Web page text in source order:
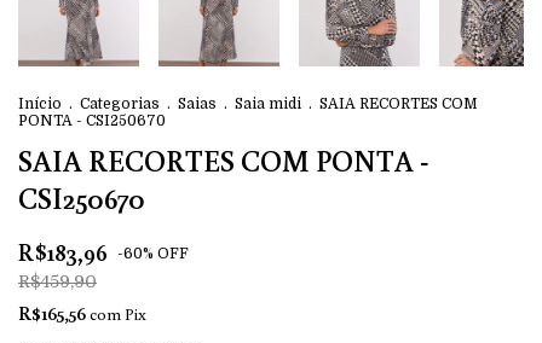
Início . Categorias . Saias . Saia midi . SAIA RECORTES COM
PONTA - CSI250670
SAIA RECORTES COM PONTA -
CSI250670
R$183,96 -60% OFF
R$459,90
R$165,56comPix